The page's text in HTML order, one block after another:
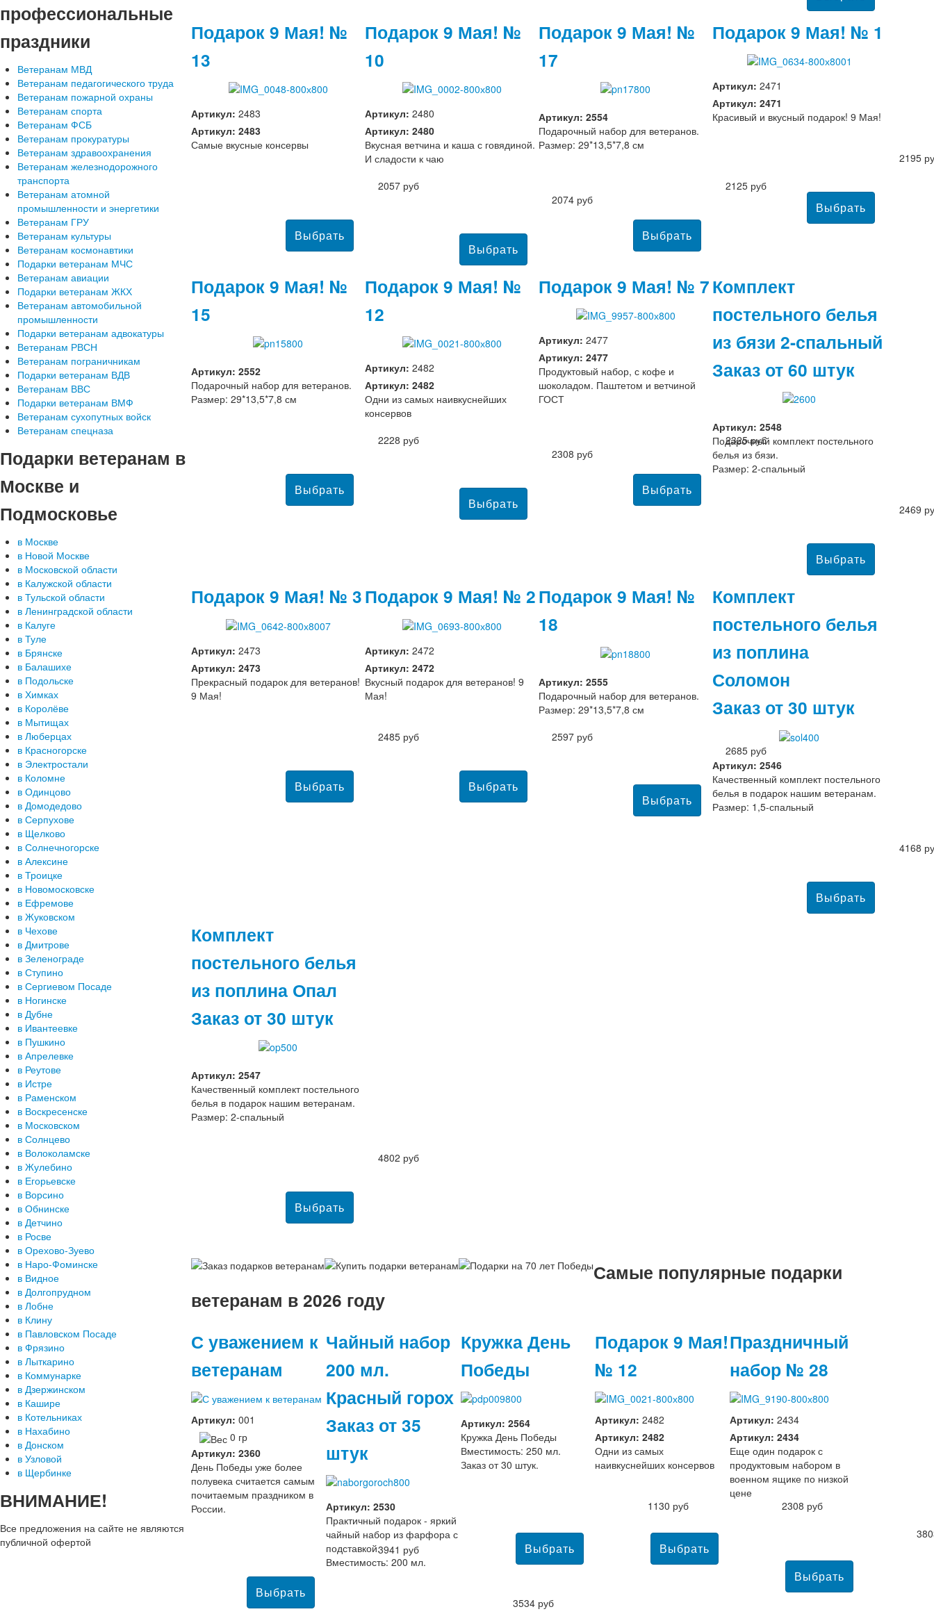
Подарок 9 Мая! №
13
Артикул: 2483
Артикул: 2483
Самые вкусные консервы
2057 руб
Подарок 9 Мая! №
10
Артикул: 2480
Артикул: 2480
Вкусная ветчина и каша с говядиной.
И сладости к чаю
2074 руб
Подарок 9 Мая! №
17
Артикул: 2554
Подарочный набор для ветеранов.
Размер: 29*13,5*7,8 см
2125 руб
Подарок 9 Мая! № 1
Артикул: 2471
Артикул: 2471
Красивый и вкусный подарок! 9 Мая!
2195
Подарок 9 Мая! №
15
Артикул: 2552
Подарочный набор для ветеранов.
Размер: 29*13,5*7,8 см
2228 руб
Подарок 9 Мая! №
12
Артикул: 2482
Артикул: 2482
Одни из самых наивкуснейших
консервов
2308 руб
Подарок 9 Мая! № 7
Артикул: 2477
Артикул: 2477
Продуктовый набор, с кофе и
шоколадом. Паштетом и ветчиной
ГОСТ
2325 руб
Комплект
постельного белья
из бязи 2-спальный
Заказ от 60 штук
Артикул: 2548
Подарочный комплект постельного
белья из бязи.
Размер: 2-спальный
2469
Подарок 9 Мая! № 3
Артикул: 2473
Артикул: 2473
Прекрасный подарок для ветеранов!
9 Мая!
2485 руб
Подарок 9 Мая! № 2
Артикул: 2472
Артикул: 2472
Вкусный подарок для ветеранов! 9
Мая!
2597 руб
Подарок 9 Мая! №
18
Артикул: 2555
Подарочный набор для ветеранов.
Размер: 29*13,5*7,8 см
2685 руб
Комплект
постельного белья
из поплина
Соломон
Заказ от 30 штук
Артикул: 2546
Качественный комплект постельного
белья в подарок нашим ветеранам.
Размер: 1,5-спальный
4168
Комплект
постельного белья
из поплина Опал
Заказ от 30 штук
Артикул: 2547
Качественный комплект постельного
белья в подарок нашим ветеранам.
Размер: 2-спальный
4802 руб
Самые популярные подарки
ветеранам в 2026 году
С уважением к
ветеранам
Артикул: 001
0 гр
Артикул: 2360
День Победы уже более
полувека считается самым
почитаемым праздником в
России.
3941 руб
Чайный набор
200 мл.
Красный горох
Заказ от 35
штук
Артикул: 2530
Практичный подарок - яркий
чайный набор из фарфора с
подставкой.
Вместимость: 200 мл.
3534 руб
Кружка День
Победы
Артикул: 2564
Кружка День Победы
Вместимость: 250 мл.
Заказ от 30 штук.
1130 руб
Подарок 9 Мая!
№ 12
Артикул: 2482
Артикул: 2482
Одни из самых
наивкуснейших консервов
2308 руб
Праздничный
набор № 28
Артикул: 2434
Артикул: 2434
Еще один подарок с
продуктовым набором в
военном ящике по низкой
цене
профессиональные
праздники
Ветеранам МВД
Ветеранам педагогического труда
Ветеранам пожарной охраны
Ветеранам спорта
Ветеранам ФСБ
Ветеранам прокуратуры
Ветеранам здравоохранения
Ветеранам железнодорожного
транспорта
Ветеранам атомной
промышленности и энергетики
Ветеранам ГРУ
Ветеранам культуры
Ветеранам космонавтики
Подарки ветеранам МЧС
Ветеранам авиации
Подарки ветеранам ЖКХ
Ветеранам автомобильной
промышленности
Подарки ветеранам адвокатуры
Ветеранам РВСН
Ветеранам пограничникам
Подарки ветеранам ВДВ
Ветеранам ВВС
Подарки ветеранам ВМФ
Ветеранам сухопутных войск
Ветеранам спецназа
Подарки ветеранам в
Москве и
Подмосковье
в Москве
в Новой Москве
в Московской области
в Калужской области
в Тульской области
в Ленинградской области
в Калуге
в Туле
в Брянске
в Балашихе
в Подольске
в Химках
в Королёве
в Мытищах
в Люберцах
в Красногорске
в Электростали
в Коломне
в Одинцово
в Домодедово
в Серпухове
в Щелково
в Солнечногорске
в Алексине
в Троицке
в Новомосковске
в Ефремове
в Жуковском
в Чехове
в Дмитрове
в Зеленограде
в Ступино
в Сергиевом Посаде
в Ногинске
в Дубне
в Ивантеевке
в Пушкино
в Апрелевке
в Реутове
в Истре
в Раменском
в Воскресенске
в Московском
в Солнцево
в Волоколамске
в Жулебино
в Егорьевске
в Ворсино
в Обнинске
в Детчино
в Росве
в Орехово-Зуево
в Наро-Фоминске
в Видное
в Долгопрудном
в Лобне
в Клину
в Павловском Посаде
в Фрязино
в Лыткарино
в Коммунарке
в Дзержинском
в Кашире
в Котельниках
в Нахабино
в Донском
в Узловой
в Щербинке
ВНИМАНИЕ!
Все предложения на сайте не являются
публичной офертой